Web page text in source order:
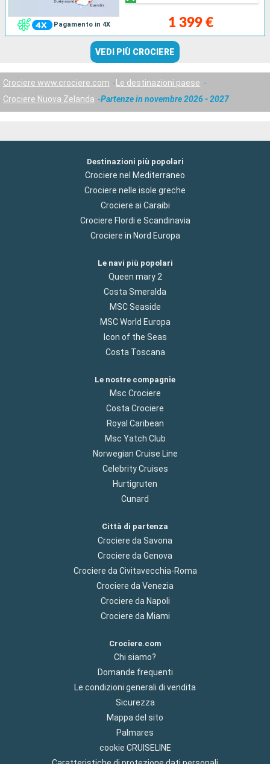
Pagamento in 4X 1 399 €
VEDI PIÙ CROCIERE
Crociere www.crociere.com
Le destinazioni paese
Crociere Nuova Zelanda
Partenze in novembre 2026 - 2027
Destinazioni più popolari
Crociere nel Mediterraneo
Crociere nelle isole greche
Crociere ai Caraibi
Crociere Flordi e Scandinavia
Crociere in Nord Europa
Le navi più popolari
Queen mary 2
Costa Smeralda
MSC Seaside
MSC World Europa
Icon of the Seas
Costa Toscana
Le nostre compagnie
Msc Crociere
Costa Crociere
Royal Caribean
Msc Yatch Club
Norwegian Cruise Line
Celebrity Cruises
Hurtigruten
Cunard
Città di partenza
Crociere da Savona
Crociere da Genova
Crociere da Civitavecchia-Roma
Crociere da Venezia
Crociere da Napoli
Crociere da Miami
Crociere.com
Chi siamo?
Domande frequenti
Le condizioni generali di vendita
Sicurezza
Mappa del sito
Palmares
cookie CRUISELINE